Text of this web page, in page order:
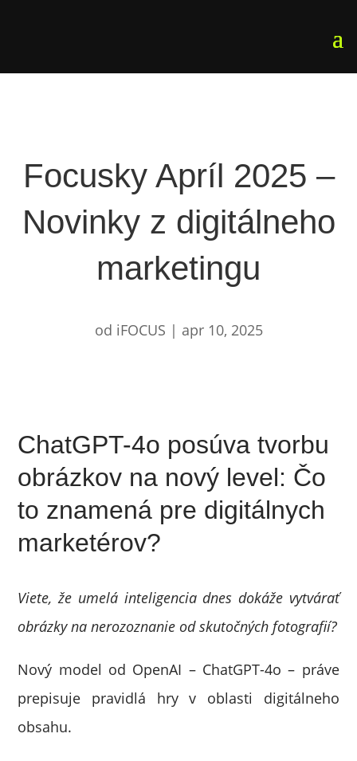
Focusky Apríl 2025 –
Novinky z digitálneho
marketingu
od iFOCUS | apr 10, 2025
ChatGPT-4o posúva tvorbu
obrázkov na nový level: Čo
to znamená pre digitálnych
marketérov?
Viete, že umelá inteligencia dnes dokáže vytvárať
obrázky na nerozoznanie od skutočných fotografií?
Nový model od OpenAI – ChatGPT-4o – práve
prepisuje pravidlá hry v oblasti digitálneho
obsahu.